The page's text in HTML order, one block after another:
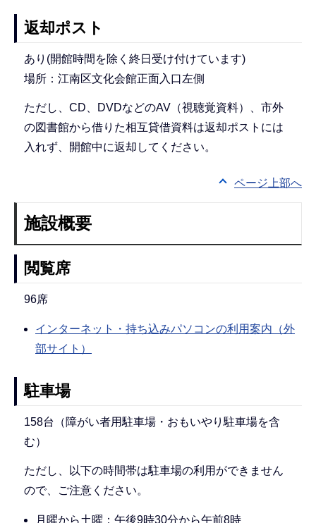
返却ポスト
あり(開館時間を除く終日受け付けています)
場所：江南区文化会館正面入口左側
ただし、CD、DVDなどのAV（視聴覚資料）、市外
の図書館から借りた相互貸借資料は返却ポストには
入れず、開館中に返却してください。
ページ上部へ
施設概要
閲覧席
96席
インターネット・持ち込みパソコンの利用案内（外
部サイト）
駐車場
158台（障がい者用駐車場・おもいやり駐車場を含
む）
ただし、以下の時間帯は駐車場の利用ができません
ので、ご注意ください。
月曜から土曜：午後9時30分から午前8時